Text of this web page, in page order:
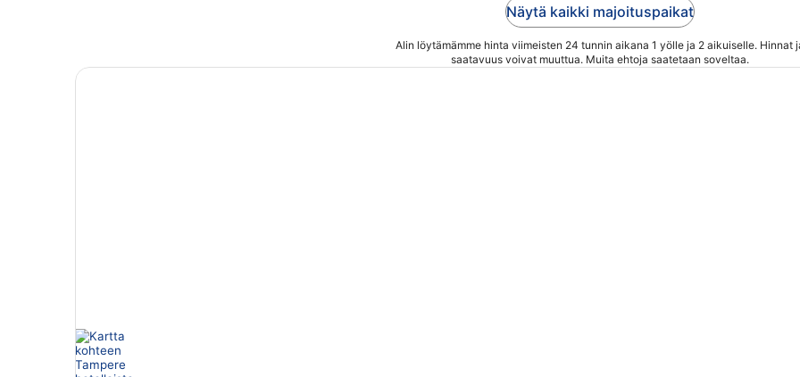
Näytä kaikki majoituspaikat
Alin löytämämme hinta viimeisten 24 tunnin aikana 1 yölle ja 2 aikuiselle. Hinnat
saatavuus voivat muuttua. Muita ehtoja saatetaan soveltaa.